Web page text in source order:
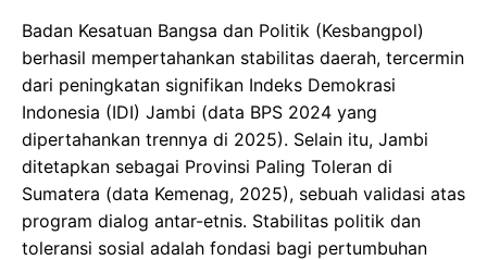
​Badan Kesatuan Bangsa dan Politik (Kesbangpol)
berhasil mempertahankan stabilitas daerah, tercermin
dari peningkatan signifikan Indeks Demokrasi
Indonesia (IDI) Jambi (data BPS 2024 yang
dipertahankan trennya di 2025). Selain itu, Jambi
ditetapkan sebagai Provinsi Paling Toleran di
Sumatera (data Kemenag, 2025), sebuah validasi atas
program dialog antar-etnis. Stabilitas politik dan
toleransi sosial adalah fondasi bagi pertumbuhan